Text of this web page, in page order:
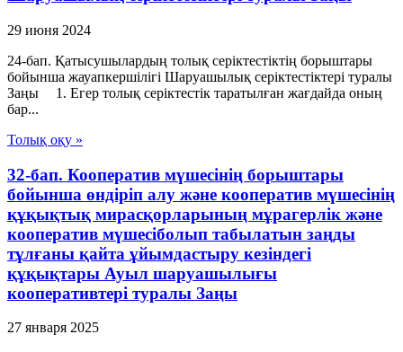
29 июня 2024
24-бап. Қатысушылардың толық серiктестiктiң борыштары
бойынша жауапкершiлiгi Шаруашылық серіктестіктері туралы
Заңы 1. Егер толық серiктестiк таратылған жағдайда оның
бар...
Толық оқу »
32-бап. Кооператив мүшесiнiң борыштары
бойынша өндiрiп алу және кооператив мүшесiнiң
құқықтық мирасқорларының мұрагерлік және
кооператив мүшесiболып табылатын заңды
тұлғаны қайта ұйымдастыру кезiндегi
құқықтары Ауыл шаруашылығы
кооперативтері туралы Заңы
27 января 2025